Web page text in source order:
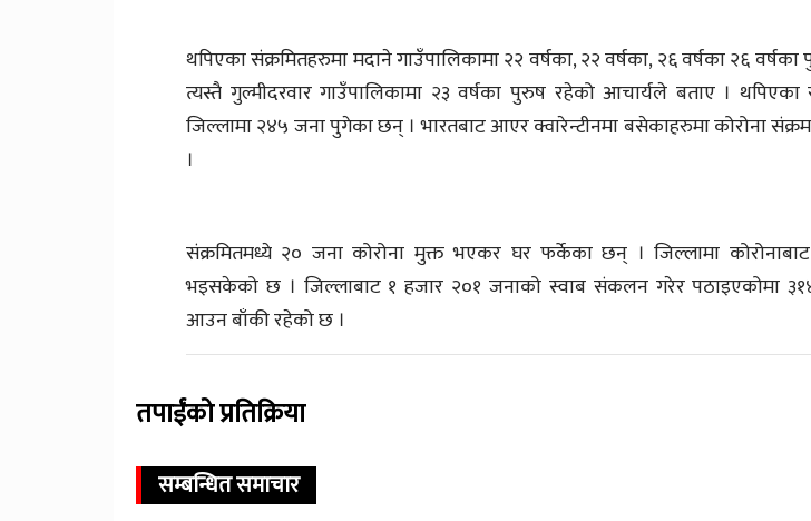
थपिएका संक्रमितहरुमा मदाने गाउँपालिकामा २२ वर्षका, २२ वर्षका, २६ वर्षका २६
त्यस्तै गुल्मीदरवार गाउँपालिकामा २३ वर्षका पुरुष रहेको आचार्यले बताए ।
जिल्लामा २४५ जना पुगेका छन् । भारतबाट आएर क्वारेन्टीनमा बसेकाहरुमा कोरोना
।
संक्रमितमध्ये २० जना कोरोना मुक्त भएकर घर फर्केका छन् । जिल्लामा
भइसकेको छ । जिल्लाबाट १ हजार २०१ जनाको स्वाब संकलन गरेर पठाइएकोमा ३१४
आउन बाँकी रहेको छ ।
तपाईंको प्रतिक्रिया
सम्बन्धित समाचार